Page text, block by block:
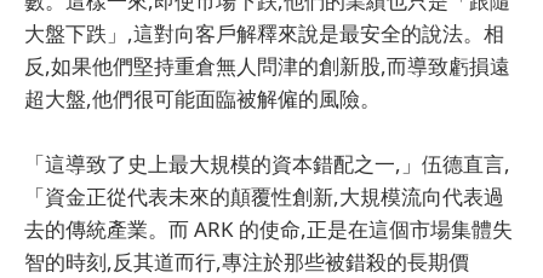
大盤下跌」,這對向客戶解釋來說是最安全的說法。相
反,如果他們堅持重倉無人問津的創新股,而導致虧損遠
超大盤,他們很可能面臨被解僱的風險。
「這導致了史上最大規模的資本錯配之一,」伍德直言,
「資金正從代表未來的顛覆性創新,大規模流向代表過
去的傳統產業。而 ARK 的使命,正是在這個市場集體失
智的時刻,反其道而行,專注於那些被錯殺的長期價